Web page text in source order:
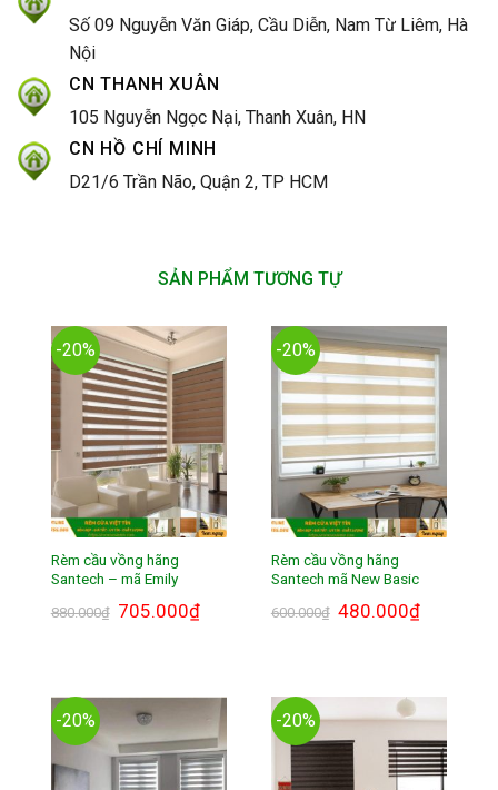
Số 09 Nguyễn Văn Giáp, Cầu Diễn, Nam Từ Liêm, Hà
Nội
CN THANH XUÂN
105 Nguyễn Ngọc Nại, Thanh Xuân, HN
CN HỒ CHÍ MINH
D21/6 Trần Não, Quận 2, TP HCM
SẢN PHẨM TƯƠNG TỰ
-20%
Rèm cầu vồng hãng
Santech – mã Emily
880.000₫ Giá
gốc
705.000₫Giá
hiện
-20%
Rèm cầu vồng hãng
Santech mã New Basic
600.000₫ Giá
gốc
480.000₫Giá
hiện
-20% -20%